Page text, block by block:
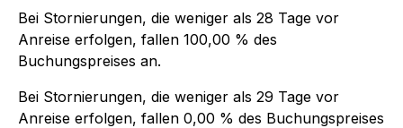
Bei Stornierungen, die weniger als 28 Tage vor
Anreise erfolgen, fallen 100,00 % des
Buchungspreises an.
Bei Stornierungen, die weniger als 29 Tage vor
Anreise erfolgen, fallen 0,00 % des Buchungspreises